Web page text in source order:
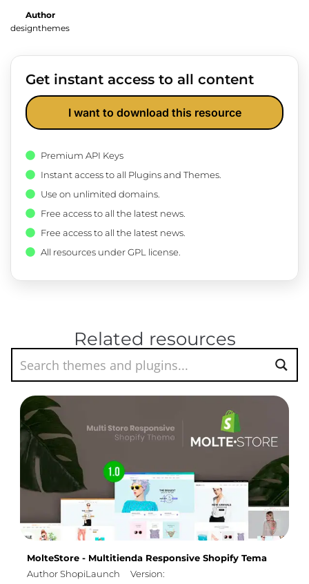
Author
designthemes
Get instant access to all content
I want to download this resource
Premium API Keys
Instant access to all Plugins and Themes.
Use on unlimited domains.
Free access to all the latest news.
Free access to all the latest news.
All resources under GPL license.
Related resources
MolteStore - Multitienda Responsive Shopify Tema
Author ShopiLaunch
Version: